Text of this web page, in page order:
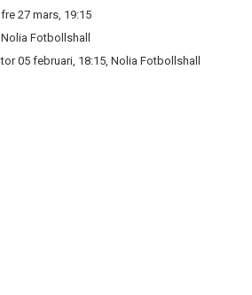
fre 27 mars, 19:15
Nolia Fotbollshall
tor 05 februari, 18:15, Nolia Fotbollshall